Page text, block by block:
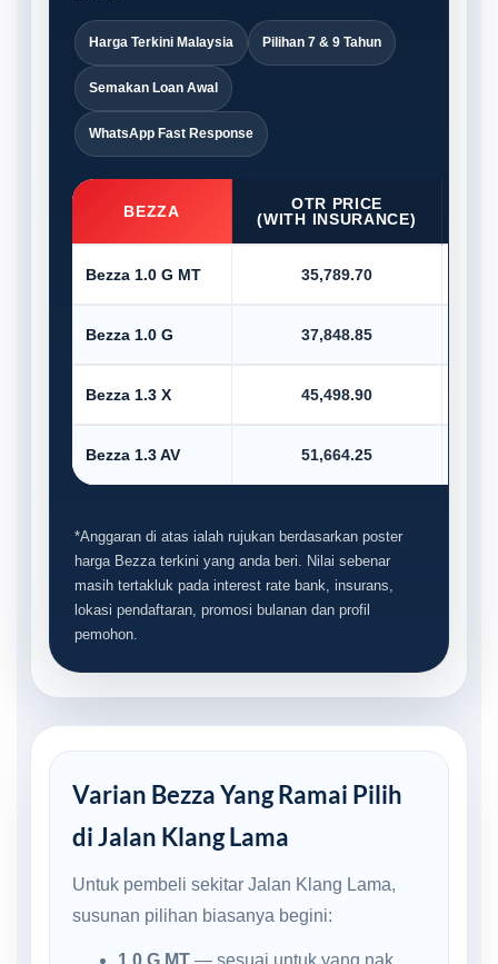
Harga Terkini Malaysia Pilihan 7 & 9 Tahun
Semakan Loan Awal
WhatsApp Fast Response
BEZZA
OTR PRICE
(WITH INSURANCE)
Bezza 1.0 G MT 35,789.70
Bezza 1.0 G 37,848.85
Bezza 1.3 X 45,498.90
Bezza 1.3 AV 51,664.25
*Anggaran di atas ialah rujukan berdasarkan poster
harga Bezza terkini yang anda beri. Nilai sebenar
masih tertakluk pada interest rate bank, insurans,
lokasi pendaftaran, promosi bulanan dan profil
pemohon.
Varian Bezza Yang Ramai Pilih
di Jalan Klang Lama
Untuk pembeli sekitar Jalan Klang Lama,
susunan pilihan biasanya begini:
1.0 G MT— sesuai untuk yang nak